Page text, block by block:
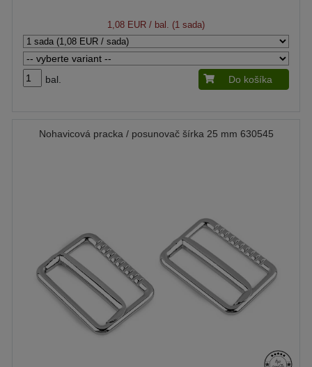
1,08 EUR / bal. (1 sada)
bal. Do košíka
Nohavicová pracka / posunovač šírka 25 mm 630545